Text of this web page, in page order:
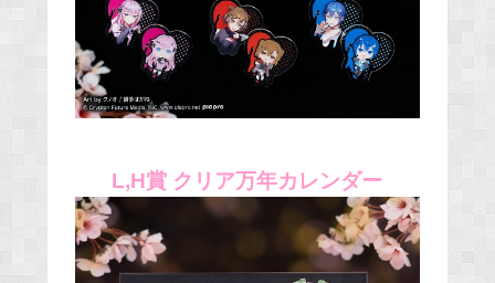
L,H賞 クリア万年カレンダー